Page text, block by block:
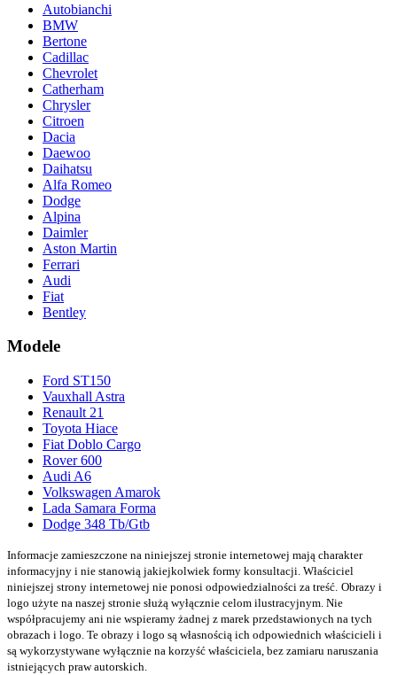
Autobianchi
BMW
Bertone
Cadillac
Chevrolet
Catherham
Chrysler
Citroen
Dacia
Daewoo
Daihatsu
Alfa Romeo
Dodge
Alpina
Daimler
Aston Martin
Ferrari
Audi
Fiat
Bentley
Modele
Ford ST150
Vauxhall Astra
Renault 21
Toyota Hiace
Fiat Doblo Cargo
Rover 600
Audi A6
Volkswagen Amarok
Lada Samara Forma
Dodge 348 Tb/Gtb
Informacje zamieszczone na niniejszej stronie internetowej mają charakter
informacyjny i nie stanowią jakiejkolwiek formy konsultacji. Właściciel
niniejszej strony internetowej nie ponosi odpowiedzialności za treść. Obrazy i
logo użyte na naszej stronie służą wyłącznie celom ilustracyjnym. Nie
współpracujemy ani nie wspieramy żadnej z marek przedstawionych na tych
obrazach i logo. Te obrazy i logo są własnością ich odpowiednich właścicieli i
są wykorzystywane wyłącznie na korzyść właściciela, bez zamiaru naruszania
istniejących praw autorskich.